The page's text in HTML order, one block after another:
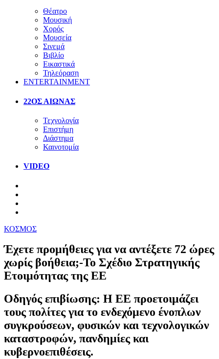
Θέατρο
Μουσική
Χορός
Μουσεία
Σινεμά
Βιβλίο
Εικαστικά
Τηλεόραση
ENTERTAINMENT
22ΟΣ ΑΙΩΝΑΣ
Τεχνολογία
Επιστήμη
Διάστημα
Καινοτομία
VIDEO
ΚΟΣΜΟΣ
Έχετε προμήθειες για να αντέξετε 72 ώρες
χωρίς βοήθεια;-Το Σχέδιο Στρατηγικής
Ετοιμότητας της ΕΕ
Οδηγός επιβίωσης: Η ΕΕ προετοιμάζει
τους πολίτες για το ενδεχόμενο ένοπλων
συγκρούσεων, φυσικών και τεχνολογικών
καταστροφών, πανδημίες και
κυβερνοεπιθέσεις.